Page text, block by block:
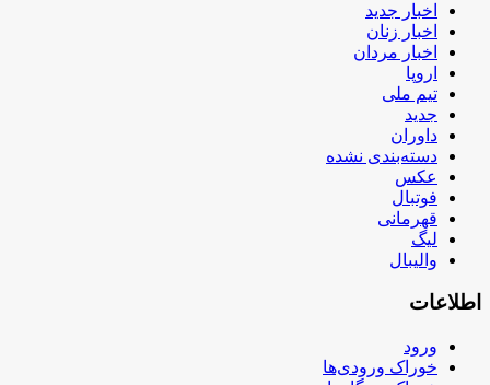
اخبار جدید
اخبار زنان
اخبار مردان
اروپا
تیم ملی
جدید
داوران
دسته‌بندی نشده
عکس
فوتبال
قهرمانی
لیگ
والیبال
اطلاعات
ورود
خوراک ورودی‌ها